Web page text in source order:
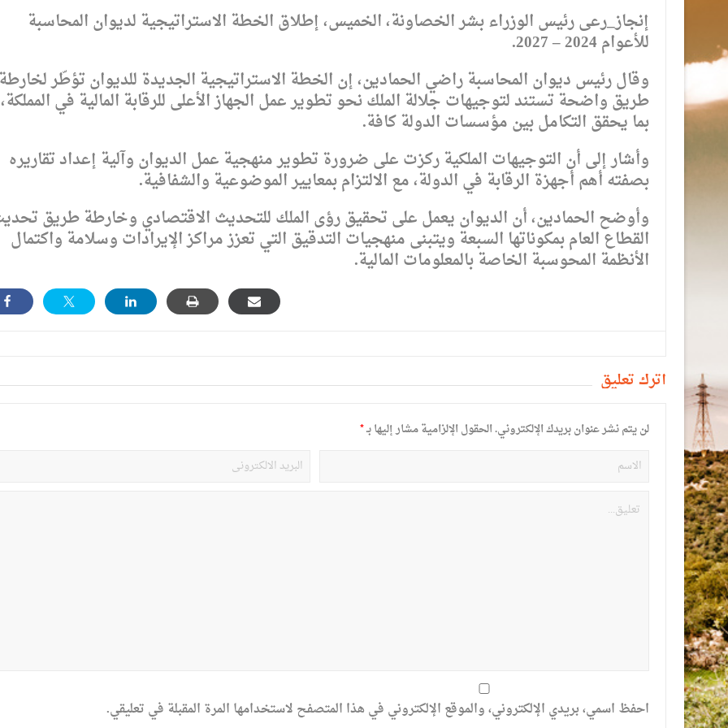
إنجاز_رعى رئيس الوزراء بشر الخصاونة، الخميس، إطلاق الخطة الاستراتيجية لديوان المحاسبة
للأعوام 2024 – 2027.
وقال رئيس ديوان المحاسبة راضي الحمادين، إن الخطة الاستراتيجية الجديدة للديوان تؤطّر
طريق واضحة تستند لتوجيهات جلالة الملك نحو تطوير عمل الجهاز الأعلى للرقابة المالية في المملكة،
بما يحقق التكامل بين مؤسسات الدولة كافة.
وأشار إلى أن التوجيهات الملكية ركزت على ضرورة تطوير منهجية عمل الديوان وآلية إعداد تقاريره
بصفته أهم أجهزة الرقابة في الدولة، مع الالتزام بمعايير الموضوعية والشفافية.
وأوضح الحمادين، أن الديوان يعمل على تحقيق رؤى الملك للتحديث الاقتصادي وخارطة طريق
القطاع العام بمكوناتها السبعة ويتبنى منهجيات التدقيق التي تعزز مراكز الإيرادات وسلامة واكتمال
الأنظمة المحوسبة الخاصة بالمعلومات المالية.
أترك تعليق
لن يتم نشر عنوان بريدك الإلكتروني.الحقول الإلزامية مشار إليها بـ*
احفظ اسمي، بريدي الإلكتروني، والموقع الإلكتروني في هذا المتصفح لاستخدامها المرة المقبلة في تعليقي.